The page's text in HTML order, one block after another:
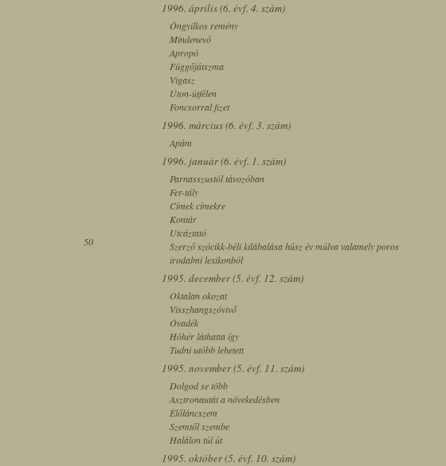
50
1996. április (6. évf. 4. szám)
Öngyilkos remény
Mindenevő
Apropó
Függőjátszma
Vigasz
Úton-útfélen
Foncsorral fizet
1996. március (6. évf. 3. szám)
Apám
1996. január (6. évf. 1. szám)
Parnasszustól távozóban
Fer-tály
Címek címekre
Kontár
Utcáztató
Szerző szócikk-béli kilábalása húsz év múlva valamely poros
irodalmi lexikonból
1995. december (5. évf. 12. szám)
Oktalan okozat
Visszhangszóvivő
Óvadék
Hóhér láthatta így
Tudni utóbb lehetett
1995. november (5. évf. 11. szám)
Dolgod se több
Asztronautát a növekedésben
Élőláncszem
Szemtől szembe
Halálon túl út
1995. október (5. évf. 10. szám)